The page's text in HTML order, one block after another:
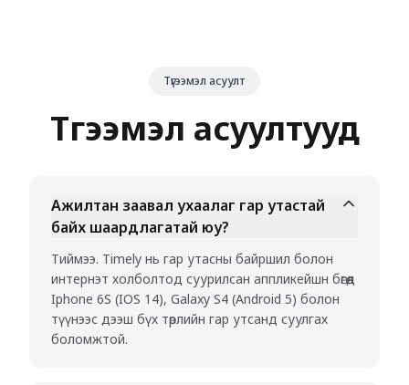
Түгээмэл асуулт
Түгээмэл асуултууд
Ажилтан заавал ухаалаг гар утастай
байх шаардлагатай юу?
Тиймээ. Timely нь гар утасны байршил болон
интернэт холболтод суурилсан аппликейшн бөгөөд
Iphone 6S (IOS 14), Galaxy S4 (Android 5) болон
түүнээс дээш бүх төрлийн гар утсанд суулгах
боломжтой.